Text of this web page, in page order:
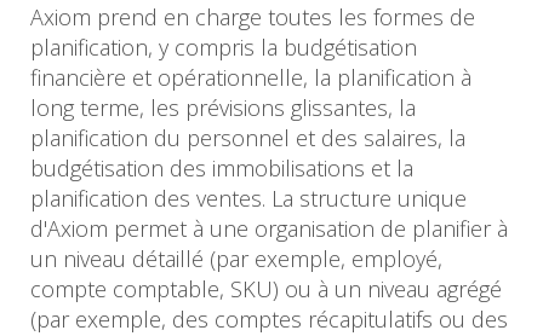
Axiom prend en charge toutes les formes de
planification, y compris la budgétisation
financière et opérationnelle, la planification à
long terme, les prévisions glissantes, la
planification du personnel et des salaires, la
budgétisation des immobilisations et la
planification des ventes. La structure unique
d'Axiom permet à une organisation de planifier à
un niveau détaillé (par exemple, employé,
compte comptable, SKU) ou à un niveau agrégé
(par exemple, des comptes récapitulatifs ou des